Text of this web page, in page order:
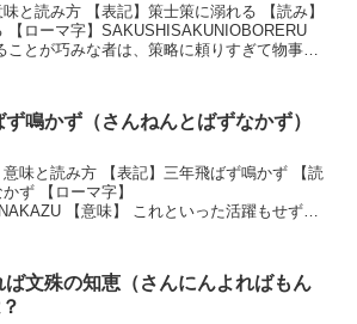
士策に溺れる 【読み】
【ローマ字】SAKUSHISAKUNIOBORERU
ことが巧みな者は、策略に頼りすぎて物事の
鳴かず（さんねんとばずなかず）
】三年飛ばず鳴かず 【読
ず 【ローマ字】
った活躍もせず、
ば文殊の知恵（さんにんよればもん